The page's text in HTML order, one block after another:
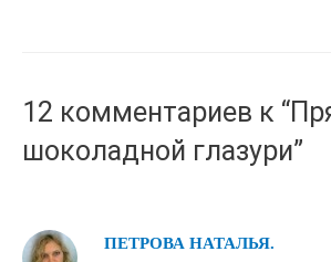
12 комментариев к
шоколадной глазури”
ПЕТРОВА НАТАЛЬЯ.